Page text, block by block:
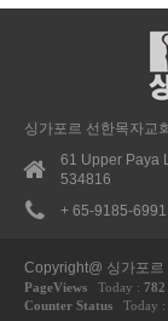
싱가포르 선한목자교회
61 Upper Paya
534816
+ 65-9185-6991
Copyright@ 싱가포
PageViews Today : 782
Counter Status Today :